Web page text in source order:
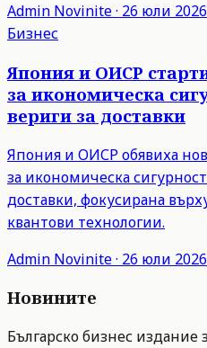
Admin Novinite· 26 юли 2026
Бизнес
Япония и ОИСР
за икономическа
вериги за доставки
Япония и ОИСР обявиха
за икономическа
доставки, фокусирана
квантови технологии.
Admin Novinite· 26 юли 2026
Новините
Българско бизнес